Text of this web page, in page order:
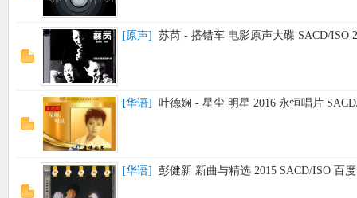
[原声] 苏芮 - 搭错车 电影原声大碟 SACD/ISO
[华语] 叶德娴 - 星尘 明星 2016 永恒唱片
[华语] 彭健新 新曲与精选 2015 SACD/ISO 百